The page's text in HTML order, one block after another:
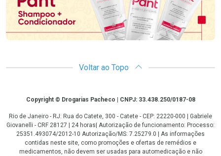
Voltar ao Topo
CopyrightCopyright © Drogarias Pacheco | CNPJ: 33.438.250/0187-08
Rio de Janeiro - RJ: Rua do Catete, 300 - Catete - CEP: 22220-000 | Gabriele
Giovanelli - CRF 28127 | 24 horas| Autorização de funcionamento: Processo:
25351.493074/2012-10 Autorização/MS: 7.25279.0 | As informações
contidas neste site, como promoções e ofertas de remédios e
medicamentos, não devem ser usadas para automedicação e não